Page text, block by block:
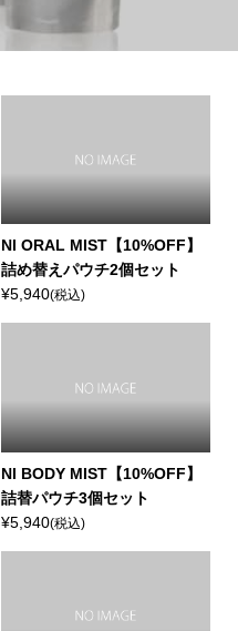
NI ORAL MIST【10%OFF】
詰め替えパウチ2個セット
¥5,940(税込)
NI BODY MIST【10%OFF】
詰替パウチ3個セット
¥5,940(税込)